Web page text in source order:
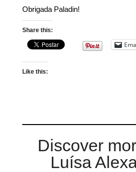
Obrigada Paladin!
Share this:
Like this:
Discover
Luísa